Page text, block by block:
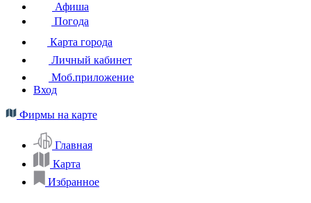
Афиша
Погода
Карта города
Личный кабинет
Моб.приложение
Вход
Фирмы на карте
Главная
Карта
Избранное